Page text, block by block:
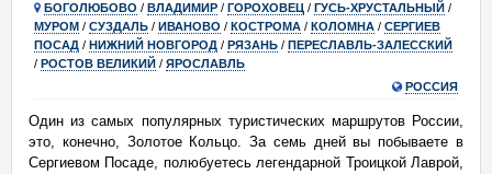
БОГОЛЮБОВО / ВЛАДИМИР / ГОРОХОВЕЦ / ГУСЬ-ХРУСТАЛЬНЫЙ /
МУРОМ / СУЗДАЛЬ / ИВАНОВО / КОСТРОМА / КОЛОМНА / СЕРГИЕВ
ПОСАД / НИЖНИЙ НОВГОРОД / РЯЗАНЬ / ПЕРЕСЛАВЛЬ-ЗАЛЕССКИЙ
/ РОСТОВ ВЕЛИКИЙ / ЯРОСЛАВЛЬ
РОССИЯ
Один из самых популярных туристических маршрутов России,
это, конечно, Золотое Кольцо. За семь дней вы побываете в
Сергиевом Посаде, полюбуетесь легендарной Троицкой Лаврой,